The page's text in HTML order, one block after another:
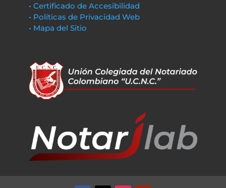
• Certificado de Accesibilidad
• Políticas de Privacidad Web
• Mapa del Sitio